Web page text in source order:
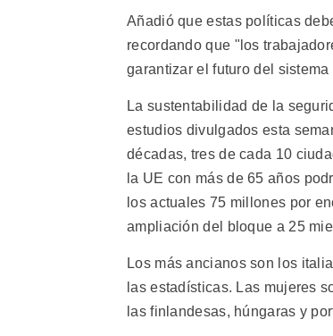
Añadió que estas políticas
recordando que "los
garantizar el futuro del
La sustentabilidad de la
estudios divulgados esta
décadas, tres de cada 10
la UE con más de 65 años
los actuales 75 millones por
ampliación del bloque a 25
Los más ancianos son los
las estadísticas. Las mujeres
las finlandesas, húngaras y